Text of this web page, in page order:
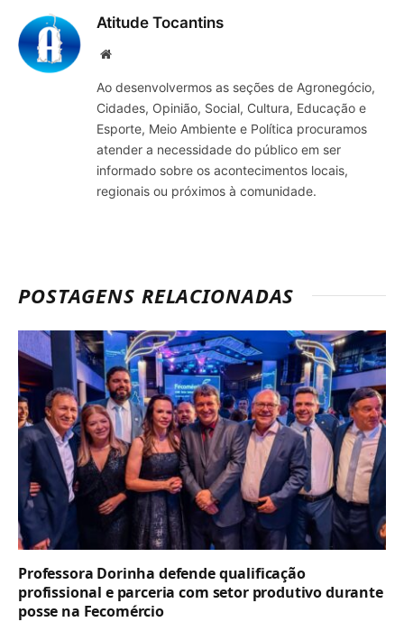
Atitude Tocantins
Site
Ao desenvolvermos as seções de Agronegócio,
Cidades, Opinião, Social, Cultura, Educação e
Esporte, Meio Ambiente e Política procuramos
atender a necessidade do público em ser
informado sobre os acontecimentos locais,
regionais ou próximos à comunidade.
POSTAGENS RELACIONADAS
Professora Dorinha defende qualificação
profissional e parceria com setor produtivo durante
posse na Fecomércio